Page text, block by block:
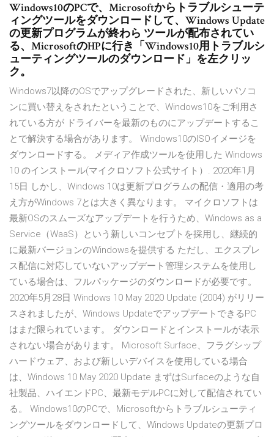
Windows10のPCで、Microsoftからトラブルシューテ
ィングツールをダウンロードして、Windows Update
の更新プログラムが終わら ツールが配布されてい
る、MicrosoftのHPに行き「Windows10用トラブルシ
ューティングツールのダウンロード」を左クリッ
ク。
Windows7以降のOSでアップグレードされた、新しいパソコ
ンに買い替えをされたということで、Windows10をご利用さ
れている方が ドライバーを最新のものにアップデートするこ
とで解決する場合があります。 Windows10のISOイメージを
ダウンロードする。 メディア作成ツールを使用した Windows
10 のインストール(マイクロソフト公式サイト）. 2020年1月
15日 しかし、Windows 10は更新プログラムの配信・適用の考
え方がWindows 7とは大きく異なります。 マイクロソフトは
最新OSのスムーズなアップデートを行うため、Windows as a
Service（WaaS）という新しいコンセプトを採用し、継続的
に最新バージョンのWindowsを提供する ただし、エクスプレ
ス配信に対応していないアップデート管理システムを使用し
ている場合は、フルパッケージのダウンロードが必要です。
2020年5月28日 Windows 10 May 2020 Update (2004) がリリー
スされましたが、Windows UpdateでアップデートできるPC
はまだ限られています。 ダウンロードとインストールが表示
されない場合があります。 Microsoft Surface、フラグシップ
ハードウェア、および新しいデバイスを使用している場合
は、Windows 10 May 2020 Update まずはSurfaceのような自
社製品、ハイエンドPC、最新モデルPCに対して配信されてい
る。 Windows10のPCで、Microsoftからトラブルシューティ
ングツールをダウンロードして、Windows Updateの更新プロ